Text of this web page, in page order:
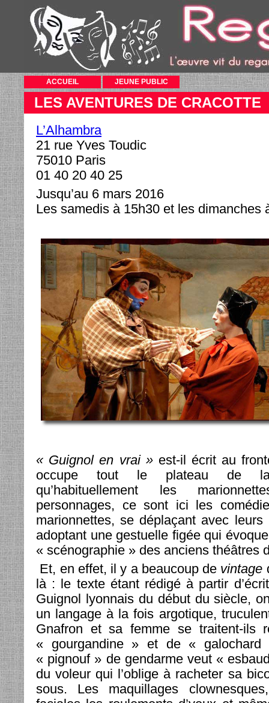
ACCUEIL JEUNE PUBLIC
LES AVENTURES DE CRACOTTE
L’Alhambra
21 rue Yves Toudic
75010 Paris
01 40 20 40 25
Jusqu’au 6 mars 2016
Les samedis à 15h30 et les dimanches
« Guignol en vrai »est-il écrit au
occupe tout le plateau de
qu’habituellement les
personnages, ce sont ici les
marionnettes, se déplaçant avec
adoptant une gestuelle figée qui
« scénographie » des anciens théâtres
Et, en effet, il y a beaucoup de vintage
là : le texte étant rédigé à partir
Guignol lyonnais du début du siècle,
un langage à la fois argotique,
Gnafron et sa femme se traitent-ils
« gourgandine » et de «
« pignouf » de gendarme veut «
du voleur qui l’oblige à racheter sa
sous. Les maquillages